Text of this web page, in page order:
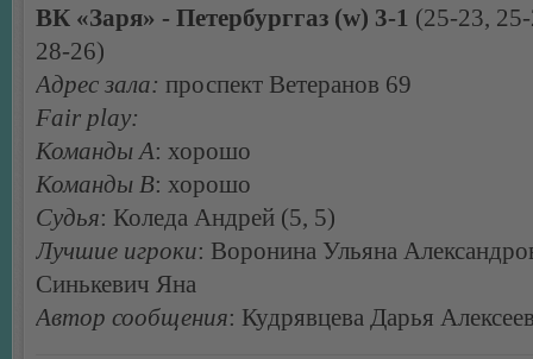
ВК «Заря» - Петербурггаз (w) 3-1 (25-23,
28-26)
Адрес зала: проспект Ветеранов 69
Fair play:
Команды А: хорошо
Команды В: хорошо
Судья: Коледа Андрей (5, 5)
Лучшие игроки: Воронина Ульяна
Синькевич Яна
Автор сообщения: Кудрявцева Дарья